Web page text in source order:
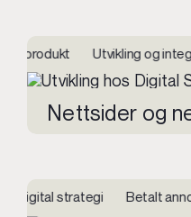
produkt Utvikling og
Nettsider og
strategi Betalt